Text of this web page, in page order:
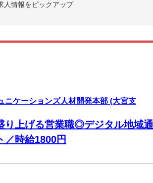
人情報をピックアップ
ニケーションズ人材開発本部 (大宮支
り上げる営業職◎デジタル地域通
／時給1800円